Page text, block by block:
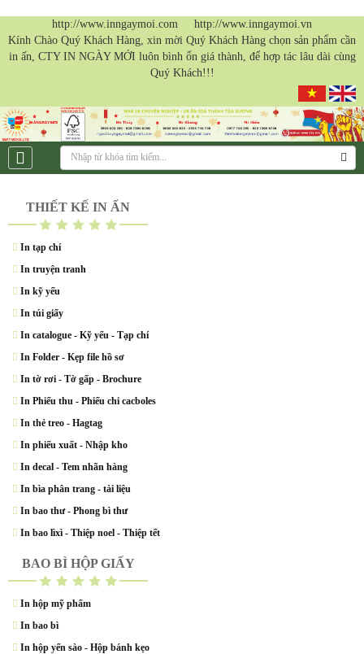
http://www.inngaymoi.com http://www.inngaymoi.vn
Kính Chào Quý Khách Hàng, xin mời Quý Khách Hàng chọn sản phẩm cần
in ấn, CTY IN NGÀY MỚI luôn bình ổn giá thành, để hợp tác lâu dài cùng
Quý Khách!!!
THIẾT KẾ IN ẤN
In tạp chí
In truyện tranh
In kỹ yếu
In túi giấy
In catalogue - Kỹ yếu - Tạp chí
In Folder - Kẹp file hồ sơ
In tờ rơi - Tờ gấp - Brochure
In Phiếu thu - Phiếu chi cacboles
In thẻ treo - Hagtag
In phiếu xuất - Nhập kho
In decal - Tem nhãn hàng
In bìa phân trang - tài liệu
In bao thư - Phong bì thư
In bao lìxì - Thiệp noel - Thiệp tết
BAO BÌ HỘP GIẤY
In hộp mỹ phẩm
In bao bì
In hộp yến sào - Hộp bánh kẹo